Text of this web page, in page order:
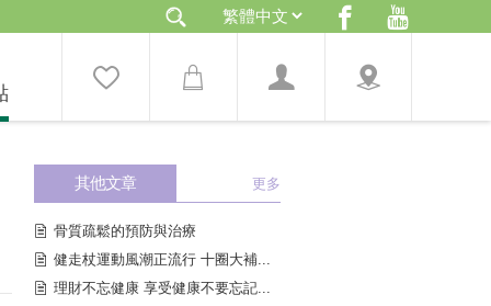
其他文章 更多
骨質疏鬆的預防與治療
健走杖運動風潮正流行 十圈大補...
理財不忘健康 享受健康不要忘記...